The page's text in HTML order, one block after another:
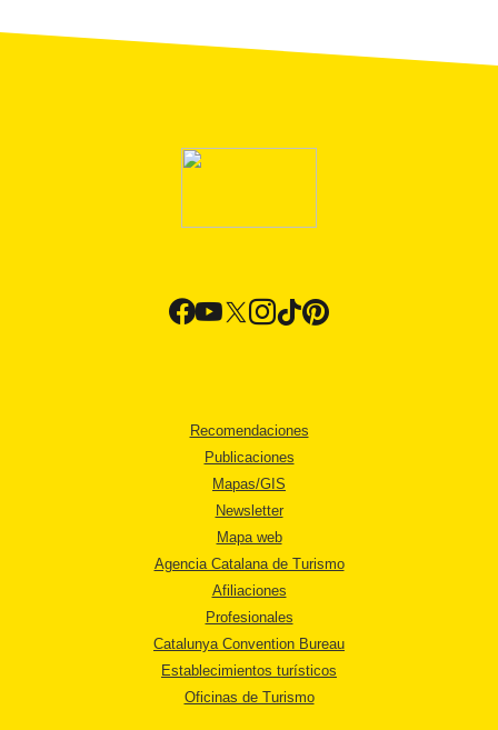
Recomendaciones
Publicaciones
Mapas/GIS
Newsletter
Mapa web
Agencia Catalana de Turismo
Afiliaciones
Profesionales
Catalunya Convention Bureau
Establecimientos turísticos
Oficinas de Turismo